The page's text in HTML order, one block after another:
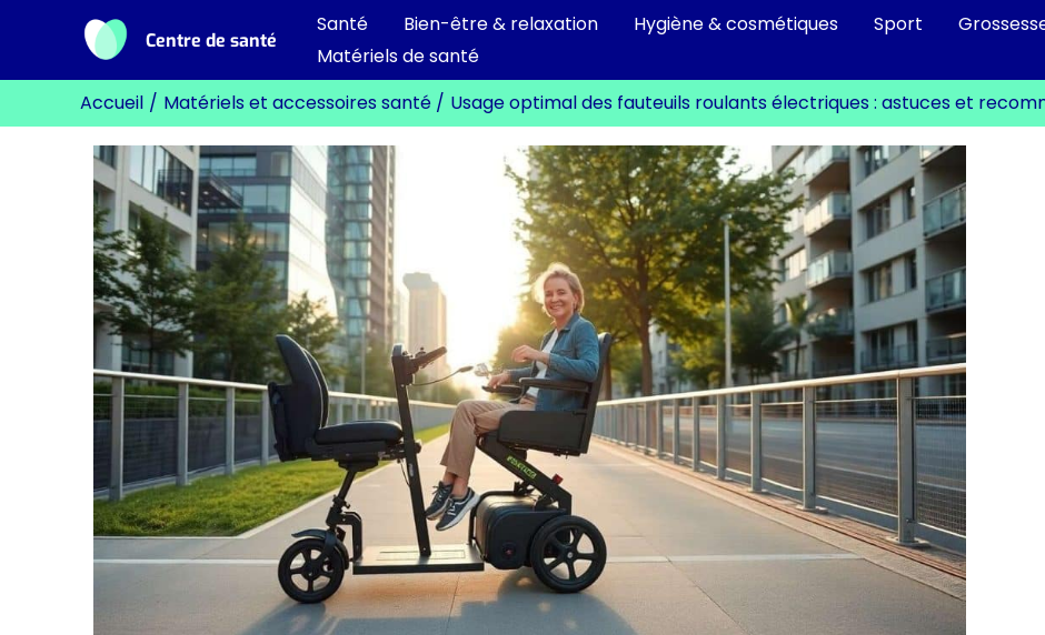
contenu
Centre de santé
Santé Bien-être & relaxation Hygiène & cosmétiques Sport
Matériels de santé
Accueil Matériels et accessoires santé Usage optimal des fauteuils roulants électriques : astuces et